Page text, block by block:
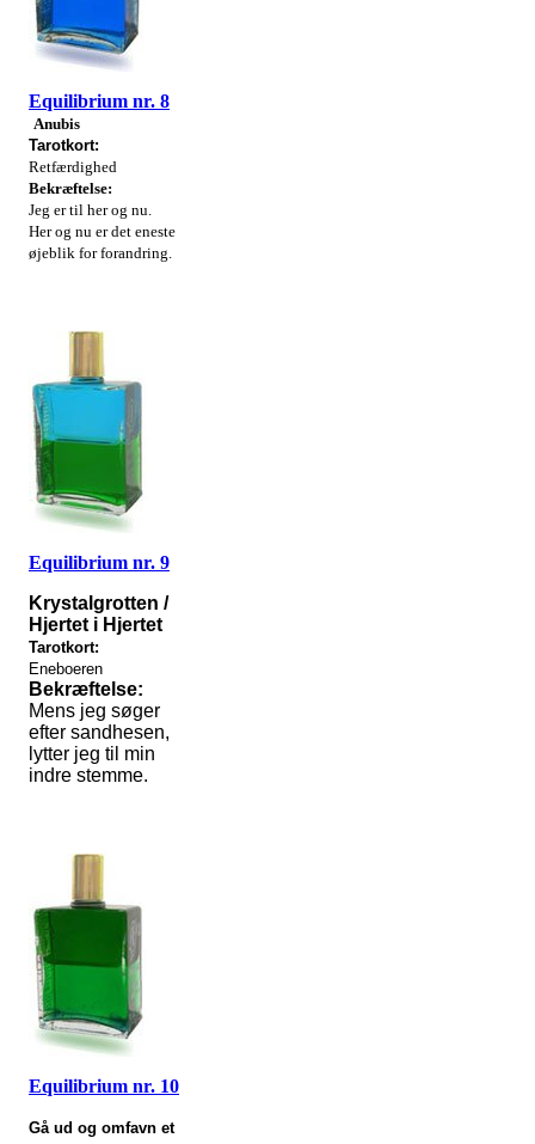
Equilibrium nr. 8
Anubis
Tarotkort:
Retfærdighed
Bekræftelse:
Jeg er til her og nu.
Her og nu er det eneste
øjeblik for forandring.
Equilibrium nr. 9
Krystalgrotten /
Hjertet i Hjertet
Tarotkort:
Eneboeren
Bekræftelse:
Mens jeg søger
efter sandhesen,
lytter jeg til min
indre stemme.
Equilibrium nr. 10
Gå ud og omfavn et